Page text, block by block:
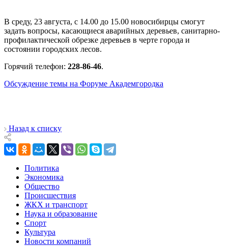
В среду, 23 августа, с 14.00 до 15.00 новосибирцы смогут
задать вопросы, касающиеся аварийных деревьев, санитарно-
профилактической обрезке деревьев в черте города и
состоянии городских лесов.
Горячий телефон: 228-86-46.
Обсуждение темы на Форуме Академгородка
Назад к списку
Политика
Экономика
Общество
Происшествия
ЖКХ и транспорт
Наука и образование
Спорт
Культура
Новости компаний